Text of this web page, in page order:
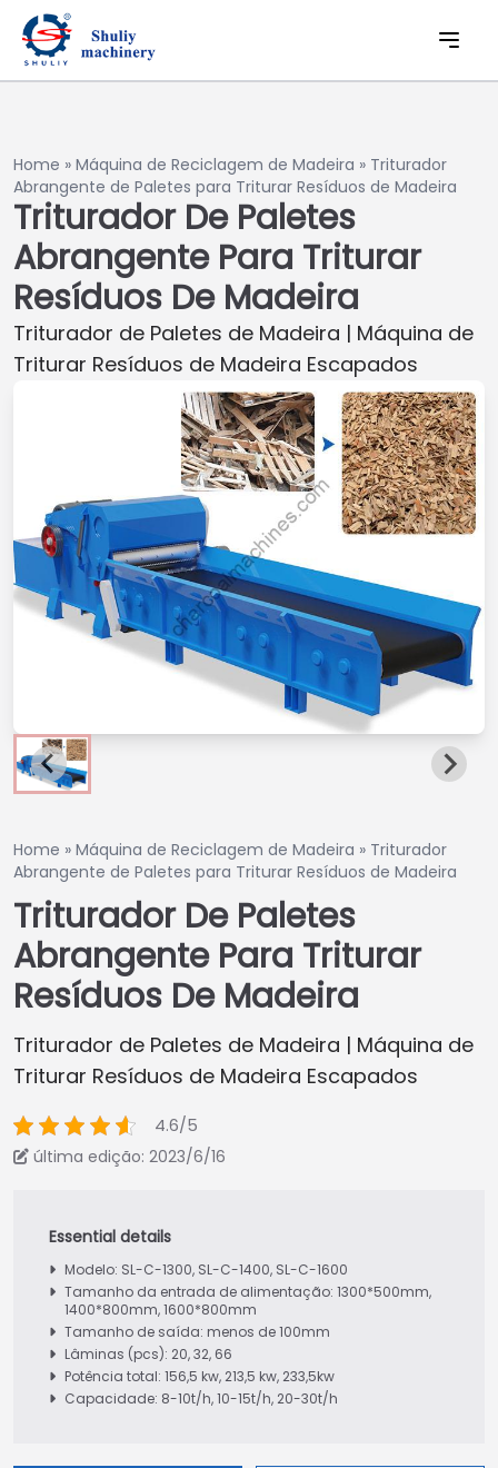
Home » Máquina de Reciclagem de Madeira » Triturador
Abrangente de Paletes para Triturar Resíduos de Madeira
Triturador De Paletes
Abrangente Para Triturar
Resíduos De Madeira
Triturador de Paletes de Madeira | Máquina de
Triturar Resíduos de Madeira Escapados
Home » Máquina de Reciclagem de Madeira » Triturador
Abrangente de Paletes para Triturar Resíduos de Madeira
Triturador De Paletes
Abrangente Para Triturar
Resíduos De Madeira
Triturador de Paletes de Madeira | Máquina de
Triturar Resíduos de Madeira Escapados
4.6/5
última edição: 2023/6/16
Modelo: SL-C-1300, SL-C-1400, SL-C-1600
Tamanho da entrada de alimentação: 1300*500mm,
1400*800mm, 1600*800mm
Tamanho de saída: menos de 100mm
Lâminas (pcs): 20, 32, 66
Potência total: 156,5 kw, 213,5 kw, 233,5kw
Capacidade: 8-10t/h, 10-15t/h, 20-30t/h